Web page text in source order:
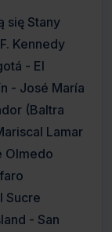
się Stany
Kennedy
- El
- José María
(Baltra
Lamar
Olmedo
Sucre
- San